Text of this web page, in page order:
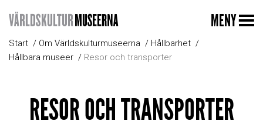
MENY
Start Om Världskulturmuseerna
Hållbarhet
Hållbara museer
Resor och transporter
RESOR OCH TRANSPORTER